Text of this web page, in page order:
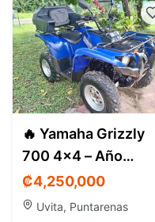
🔥 Yamaha Grizzly
700 4x4 – Año
2007 – ₡4 250 000
🔥
₡4,250,000
Uvita, Puntarenas